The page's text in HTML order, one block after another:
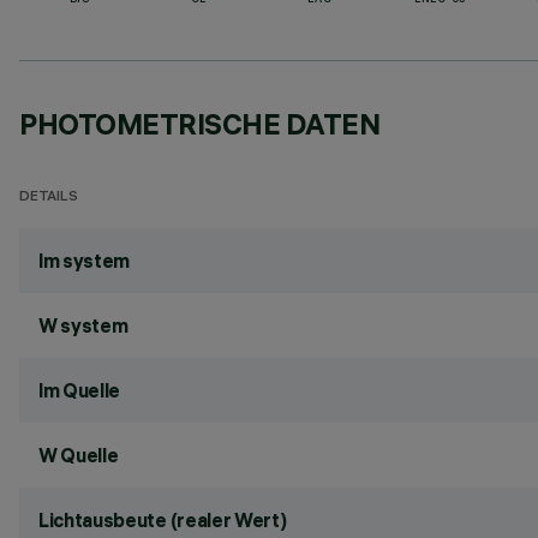
PHOTOMETRISCHE DATEN
DETAILS
lm system
W system
lm Quelle
W Quelle
Lichtausbeute (realer Wert)